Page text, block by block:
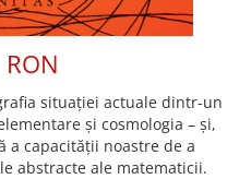
situației actuale dintr-un
și cosmologia – și,
a capacității noastre de a
abstracte ale matematicii.